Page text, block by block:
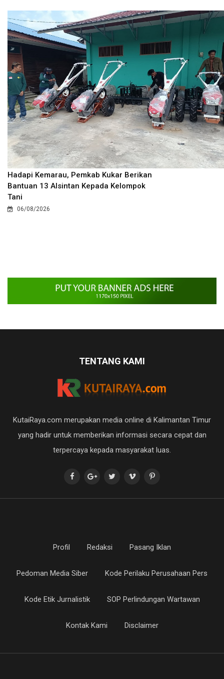
Hadapi Kemarau, Pemkab Kukar Berikan
Bantuan 13 Alsintan Kepada Kelompok
Tani
06/08/2026
TENTANG KAMI
KutaiRaya.com merupakan media online di Kalimantan Timur
yang hadir untuk memberikan informasi secara cepat dan
terpercaya kepada masyarakat luas.
Profil Redaksi Pasang Iklan
Pedoman Media Siber Kode Perilaku Perusahaan Pers
Kode Etik Jurnalistik SOP Perlindungan Wartawan
Kontak Kami Disclaimer